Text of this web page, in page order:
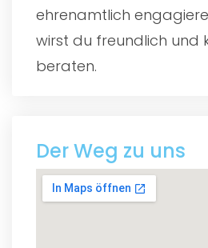
ehrenamtlich
wirst du freundlich und
beraten.
Der Weg zu uns